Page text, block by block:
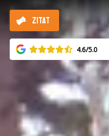
4.6/5.0
ZITAT